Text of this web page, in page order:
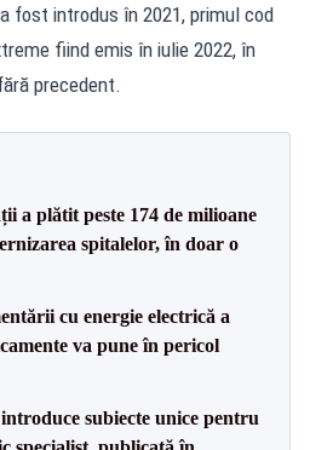
fost introdus în 2021, primul cod
fiind emis în iulie 2022, în
precedent.
a plătit peste 174 de milioane
spitalelor, în doar o
cu energie electrică a
va pune în pericol
subiecte unice pentru